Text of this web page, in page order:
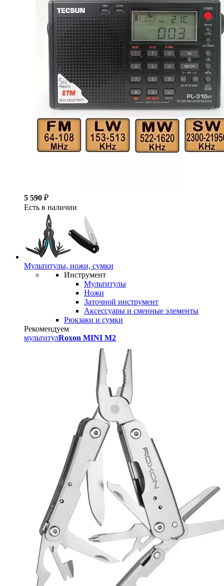
5 590 ₽
Есть в наличии
Мультитулы, ножи, сумки
Инструмент
Мультитулы
Ножи
Заточной инструмент
Аксессуары и сменные элементы
Рюкзаки и сумки
Рекомендуем
мультитулRoxon MINI M2